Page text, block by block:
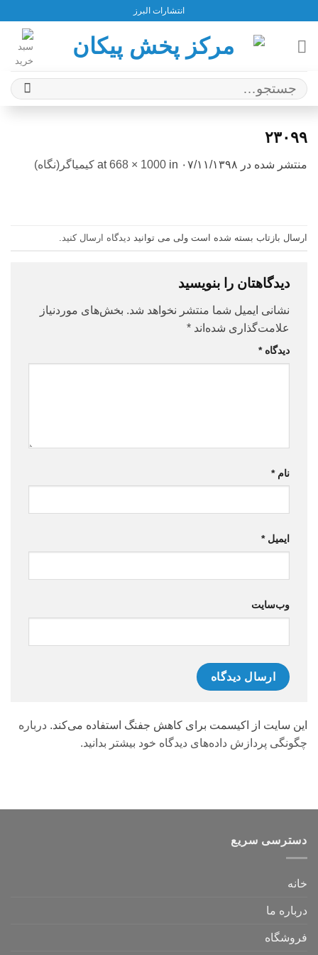
content
انتشارات البرز
جستجو
برای:
۲۳۰۹۹
منتشر شده در ۰۷/۱۱/۱۳۹۸ 668 × 1000 in کیمیاگر(نگاه)
ارسال بازتاب بسته شده است ولی می توانید دیدگاه ارسال کنید
دیدگاهتان را بنویسید
نشانی ایمیل شما منتشر نخواهد شد. بخش‌های موردنیاز
علامت‌گذاری شده‌اند *
دیدگاه*
نام*
ایمیل*
وب‌سایت
این سایت از اکیسمت برای کاهش جفنگ استفاده می‌کند. درباره
چگونگی پردازش داده‌های دیدگاه خود بیشتر بدانید.
دسترسی سریع
خانه
درباره ما
فروشگاه